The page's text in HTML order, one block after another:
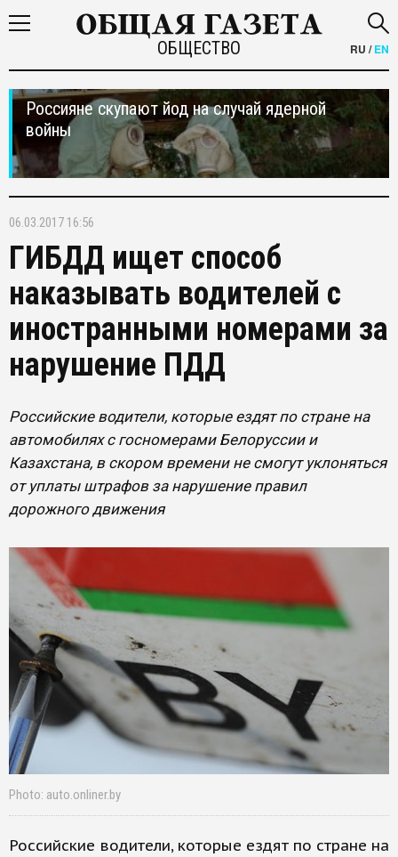
ОБЩЕСТВО RU /EN
Россияне скупают йод на случай ядерной
войны
06.03.2017 16:56
ГИБДД ищет способ
наказывать водителей с
иностранными номерами за
нарушение ПДД
Российские водители, которые ездят по стране на
автомобилях с госномерами Белоруссии и
Казахстана, в скором времени не смогут уклоняться
от уплаты штрафов за нарушение правил
дорожного движения
Photo: auto.onliner.by
Российские водители, которые ездят по стране на